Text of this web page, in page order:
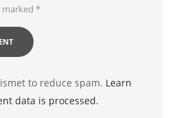
marked *
to reduce spam. Learn
data is processed.